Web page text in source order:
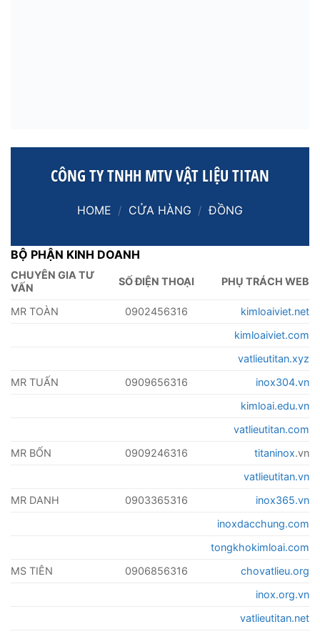
CÔNG TY TNHH MTV VẬT LIỆU TITAN
HOME / CỬA HÀNG / ĐỒNG
BỘ PHẬN KINH DOANH
CHUYÊN GIA TƯ
VẤN
SỐ ĐIỆN THOẠI PHỤ TRÁCH WEB
MR TOÀN 0902456316
kimloaiviet.net
kimloaiviet.com
vatlieutitan.xyz
MR TUẤN
0909656316
inox304.vn
kimloai.edu.vn
vatlieutitan.com
MR BỐN
0909246316 titaninox.vn
vatlieutitan.vn
MR DANH
0903365316
inox365.vn
inoxdacchung.com
tongkhokimloai.com
MS TIÊN
0906856316
chovatlieu.org
inox.org.vn
vatlieutitan.net